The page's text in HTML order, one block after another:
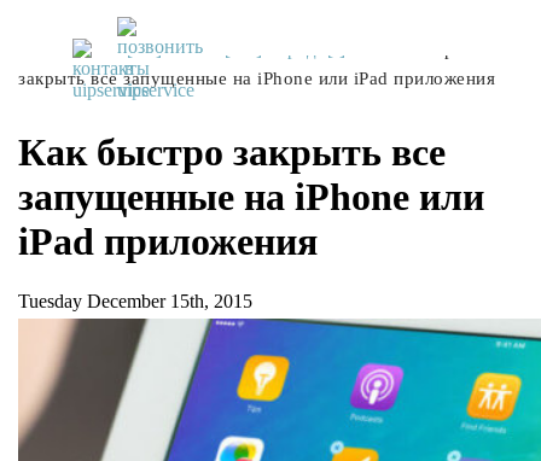
UiPservice »[:ru]Советы[:ua]Поради[:]
закрыть все запущенные на iPhone или iPad приложения
Как быстро закрыть все
запущенные на iPhone или
iPad приложения
Tuesday December 15th, 2015